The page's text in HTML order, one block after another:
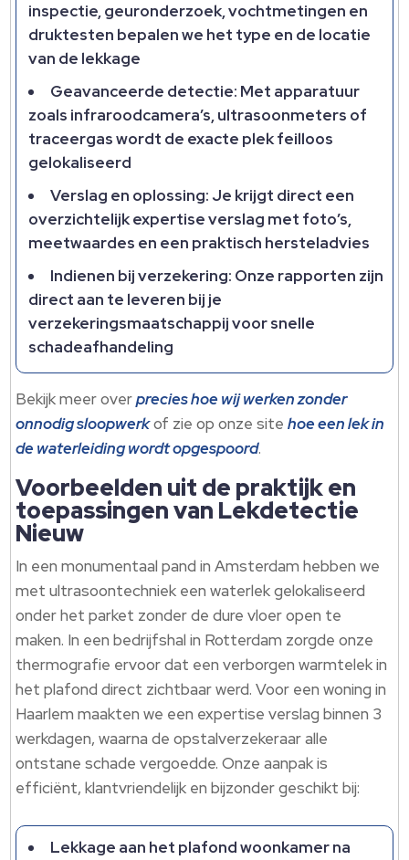
inspectie, geuronderzoek, vochtmetingen en
druktesten bepalen we het type en de locatie
van de lekkage
Geavanceerde detectie: Met apparatuur
zoals infraroodcamera’s, ultrasoonmeters of
traceergas wordt de exacte plek feilloos
gelokaliseerd
Verslag en oplossing: Je krijgt direct een
overzichtelijk expertise verslag met foto’s,
meetwaardes en een praktisch hersteladvies
Indienen bij verzekering: Onze rapporten zijn
direct aan te leveren bij je
verzekeringsmaatschappij voor snelle
schadeafhandeling
Bekijk meer overprecies hoe wij werken zonder
onnodig sloopwerkof zie op onze sitehoe een lek in
de waterleiding wordt opgespoord.
Voorbeelden uit de praktijk en
toepassingen van Lekdetectie
Nieuw
In een monumentaal pand in Amsterdam hebben we
met ultrasoontechniek een waterlek gelokaliseerd
onder het parket zonder de dure vloer open te
maken. In een bedrijfshal in Rotterdam zorgde onze
thermografie ervoor dat een verborgen warmtelek in
het plafond direct zichtbaar werd. Voor een woning in
Haarlem maakten we een expertise verslag binnen 3
werkdagen, waarna de opstalverzekeraar alle
ontstane schade vergoedde. Onze aanpak is
efficiënt, klantvriendelijk en bijzonder geschikt bij:
Lekkage aan het plafond woonkamer na